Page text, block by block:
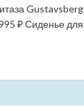
Gustavsberg
₽ Сиденье для